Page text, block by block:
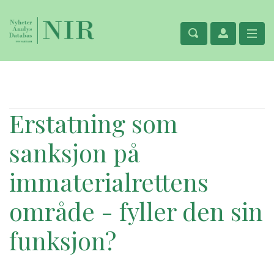
Erstatning som
sanksjon på
immaterialrettens
område - fyller den sin
funksjon?